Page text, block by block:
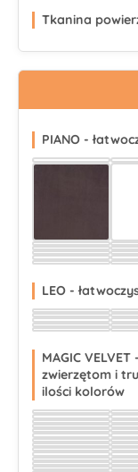
Tkanina
PIANO -
Wybierz
Wybierz
Wybierz
Wybierz
Wybierz
LEO -
Wybierz
Wybierz
Wybierz
Wybierz
MAGIC
zwierzętom i
ilości kolorów
Wybierz
Wybierz
Wybierz
Wybierz
Wybierz
Wybierz
Wybierz
Wybierz
Wybierz
Wybierz
Wybierz